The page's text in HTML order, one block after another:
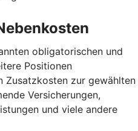
obligatorischen und
Positionen
Zusatzkosten zur gewählten
Versicherungen,
und viele andere